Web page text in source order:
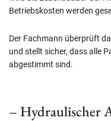
Betriebskosten werden
Der Fachmann überprüft
und stellt sicher, dass alle
abgestimmt sind.
– Hydraulischer